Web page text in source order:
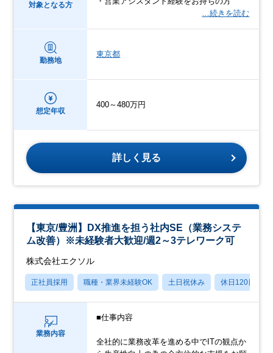
対象となる方
…続きを読む
勤務地
東京都
想定年収
400～480万円
詳しく見る
【東京/豊洲】DX推進を担う社内SE（業務システ
ム改善）※未経験者大歓迎/週2～3テレワーク可
株式会社エクソル
正社員採用 職種・業界未経験OK 土日祝休み 休日120日以上
業務内容
■仕事内容
全社的に業務改革を進める中でITの観点か